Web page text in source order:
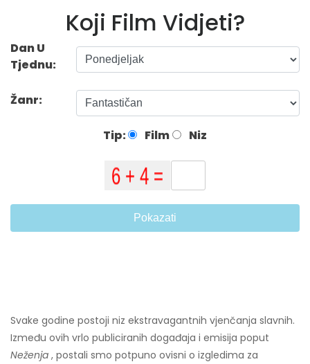
Koji Film Vidjeti?
Dan U
Tjednu:
Žanr:
Tip: Film Niz
Pokazati
Svake godine postoji niz ekstravagantnih vjenčanja slavnih.
Između ovih vrlo publiciranih događaja i emisija poput
Neženja , postali smo potpuno ovisni o izgledima za